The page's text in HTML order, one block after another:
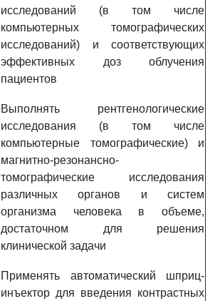
исследований (в том числе
компьютерных томографических
исследований) и соответствующих
эффективных доз облучения
пациентов
Выполнять рентгенологические
исследования (в том числе
компьютерные томографические) и
магнитно-резонансно-
томографические исследования
различных органов и систем
организма человека в объеме,
достаточном для решения
клинической задачи
Применять автоматический шприц-
инъектор для введения контрастных